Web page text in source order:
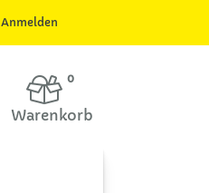
Anmelden
0
Warenkorb